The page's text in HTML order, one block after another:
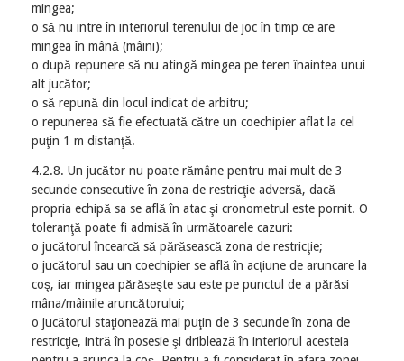
mingea;
o să nu intre în interiorul terenului de joc în timp ce are
mingea în mână (mâini);
o după repunere să nu atingă mingea pe teren înaintea unui
alt jucător;
o să repună din locul indicat de arbitru;
o repunerea să fie efectuată către un coechipier aflat la cel
puţin 1 m distanţă.
4.2.8. Un jucător nu poate rămâne pentru mai mult de 3
secunde consecutive în zona de restricţie adversă, dacă
propria echipă sa se află în atac şi cronometrul este pornit. O
toleranţă poate fi admisă în următoarele cazuri:
o jucătorul încearcă să părăsească zona de restricţie;
o jucătorul sau un coechipier se află în acţiune de aruncare la
coş, iar mingea părăseşte sau este pe punctul de a părăsi
mâna/mâinile aruncătorului;
o jucătorul staţionează mai puţin de 3 secunde în zona de
restricţie, intră în posesie şi driblează în interiorul acesteia